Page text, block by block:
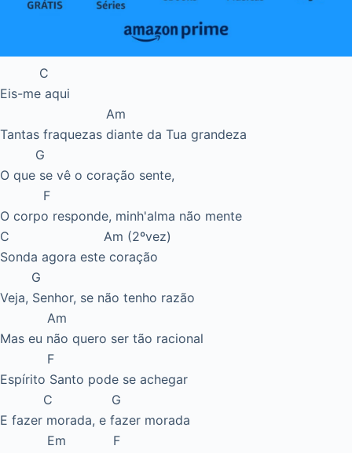
C
Eis-me aqui
Am
Tantas fraquezas diante da Tua grandeza
G
O que se vê o coração sente,
F
O corpo responde, minh'alma não mente
C Am (2ºvez)
Sonda agora este coração
G
Veja, Senhor, se não tenho razão
Am
Mas eu não quero ser tão racional
F
Espírito Santo pode se achegar
C G
E fazer morada, e fazer morada
Em F